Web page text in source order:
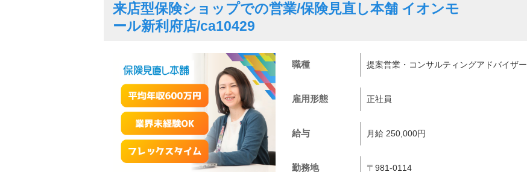
来店型保険ショップでの営業/保険見直し本舗 イオンモ
ール新利府店/ca10429
職種 提案営業・コンサルティングアドバイザー
雇用形態 正社員
給与 月給 250,000円
勤務地
〒981-0114